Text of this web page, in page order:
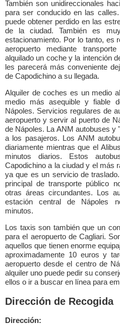
También son unidireccionales
para ser conducido en las
puede obtener perdido en las
de la ciudad. También es
estacionamiento. Por lo tanto, es
aeropuerto mediante
alquilado un coche y la intención
les parecerá más conveniente
de Capodichino a su llegada.
Alquiler de coches es un medio
medio más asequible y fiable
Nápoles. Servicios regulares de
aeropuerto y servir al puerto de
de Nápoles. La ANM autobuses
a los pasajeros. Los ANM
diariamente mientras que el
minutos diarios. Estos
Capodichino a la ciudad y el más
ya que es un servicio de
principal de transporte público
otras áreas circundantes. Los
estación central de Nápoles
minutos.
Los taxis son también que un
para el aeropuerto de Cagliari.
aquellos que tienen enorme
aproximadamente 10 euros y
aeropuerto desde el centro de
alquiler uno puede pedir su
ellos o ir a buscar en línea para
Dirección de Recogida
Dirección: